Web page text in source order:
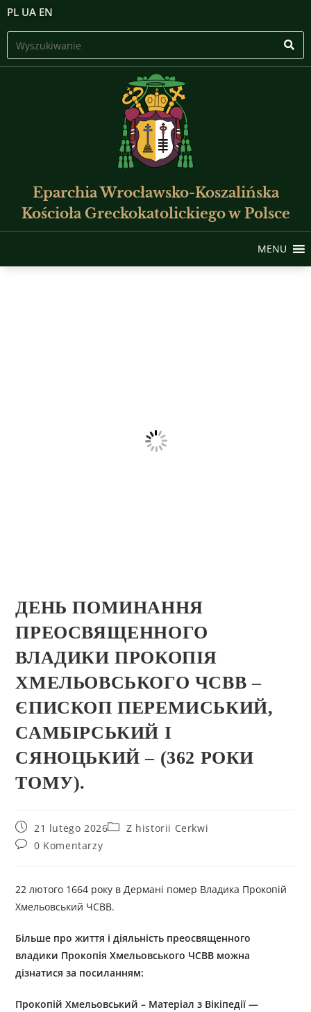
PL UA EN
Eparchia Wrocławsko-Koszalińska
Kościoła Greckokatolickiego w Polsce
MENU
ДЕНЬ ПОМИНАННЯ
ПРЕОСВЯЩЕННОГО
ВЛАДИКИ ПРОКОПІЯ
ХМЕЛЬОВСЬКОГО ЧСВВ –
ЄПИСКОП ПЕРЕМИСЬКИЙ,
САМБІРСЬКИЙ І
СЯНОЦЬКИЙ – (362 РОКИ
ТОМУ).
21 lutego 2026
Z historii Cerkwi
0 Komentarzy
22 лютого 1664 року в Дермані помер Владика Прокопій
Хмельовський ЧСВВ.
Більше про життя і діяльність преосвященного
владики Прокопія Хмельовського ЧСВВ можна
дізнатися за посиланням:
Прокопій Хмельовський– Матеріал з Вікіпедії —